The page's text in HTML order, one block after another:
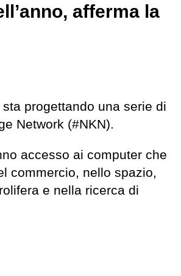
afferma la
progettando una serie di
Network (#NKN).
accesso ai computer che
commercio, nello spazio,
e nella ricerca di